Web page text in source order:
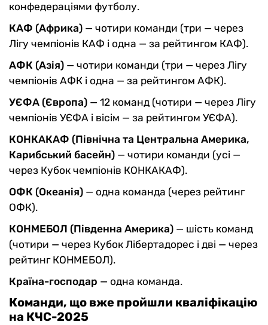
конфедераціями футболу.
КАФ (Африка) — чотири команди (три — через
Лігу чемпіонів КАФ і одна — за рейтингом КАФ).
АФК (Азія) — чотири команди (три — через Лігу
чемпіонів АФК і одна — за рейтингом АФК).
УЄФА (Європа) — 12 команд (чотири — через Лігу
чемпіонів УЄФА і вісім — за рейтингом УЄФА).
КОНКАКАФ (Північна та Центральна Америка,
Карибський басейн) — чотири команди (усі —
через Кубок чемпіонів КОНКАКАФ).
ОФК (Океанія) — одна команда (через рейтинг
ОФК).
КОНМЕБОЛ (Південна Америка) — шість команд
(чотири — через Кубок Лібертадорес і дві — через
рейтинг КОНМЕБОЛ).
Країна-господар — одна команда.
Команди, що вже пройшли кваліфікацію
на КЧС-2025